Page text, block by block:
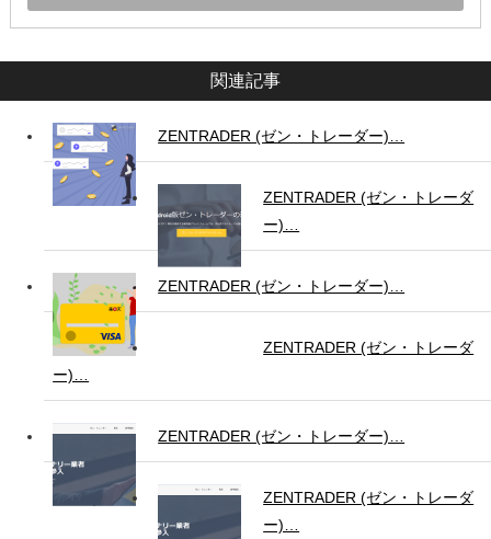
関連記事
ZENTRADER (ゼン・トレーダー)…
ZENTRADER (ゼン・トレーダ
ー)…
ZENTRADER (ゼン・トレーダー)…
ZENTRADER (ゼン・トレーダ
ー)…
ZENTRADER (ゼン・トレーダー)…
ZENTRADER (ゼン・トレーダ
ー)…